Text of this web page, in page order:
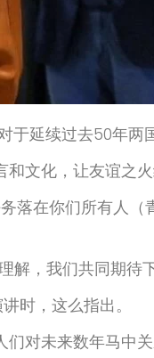
于延续过去50年两
文化，让友谊之火
落在你们所有人
解，我们共同期待
时，这么指出。
对未来数年马中